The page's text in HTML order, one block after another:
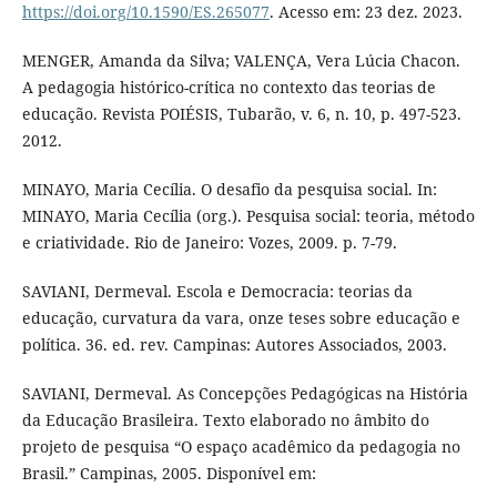
https://doi.org/10.1590/ES.265077. Acesso em: 23 dez. 2023.
MENGER, Amanda da Silva; VALENÇA, Vera Lúcia Chacon.
A pedagogia histórico-crítica no contexto das teorias de
educação. Revista POIÉSIS, Tubarão, v. 6, n. 10, p. 497-523.
2012.
MINAYO, Maria Cecília. O desafio da pesquisa social. In:
MINAYO, Maria Cecília (org.). Pesquisa social: teoria, método
e criatividade. Rio de Janeiro: Vozes, 2009. p. 7-79.
SAVIANI, Dermeval. Escola e Democracia: teorias da
educação, curvatura da vara, onze teses sobre educação e
política. 36. ed. rev. Campinas: Autores Associados, 2003.
SAVIANI, Dermeval. As Concepções Pedagógicas na História
da Educação Brasileira. Texto elaborado no âmbito do
projeto de pesquisa “O espaço acadêmico da pedagogia no
Brasil.” Campinas, 2005. Disponível em: